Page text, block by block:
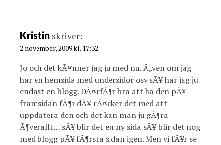
Kristin skriver:
2 november, 2009 kl. 17:32
Jo och det kÃ¤nner jag ju med nu. Ã„ven om jag
har en hemsida med undersidor osv sÃ¥ har jag ju
endast en blogg. DÃ¤rfÃ¶r bra att ha den pÃ¥
framsidan fÃ¶r dÃ¥ rÃ¤cker det med att
uppdatera den och det kan man ju gÃ¶ra
Ã¶verallt… sÃ¥ blir det en ny sida sÃ¥ blir det nog
med blogg pÃ¥ fÃ¶rsta sidan igen. Men vi fÃ¥r se